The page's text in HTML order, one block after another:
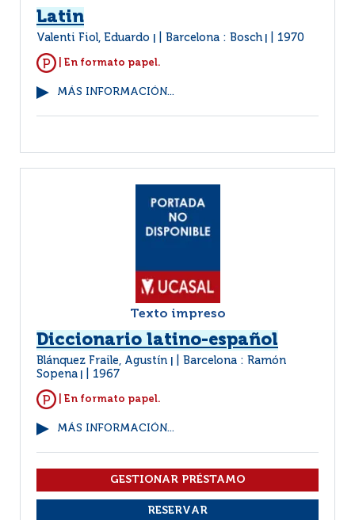
Latin
Valenti Fiol, Eduardo Barcelona : Bosch 1970
| En formato papel.
MÁS INFORMACIÓN...
Texto impreso
Diccionario latino-español
Blánquez Fraile, Agustín
Barcelona : Ramón
Sopena
1967
| En formato papel.
MÁS INFORMACIÓN...